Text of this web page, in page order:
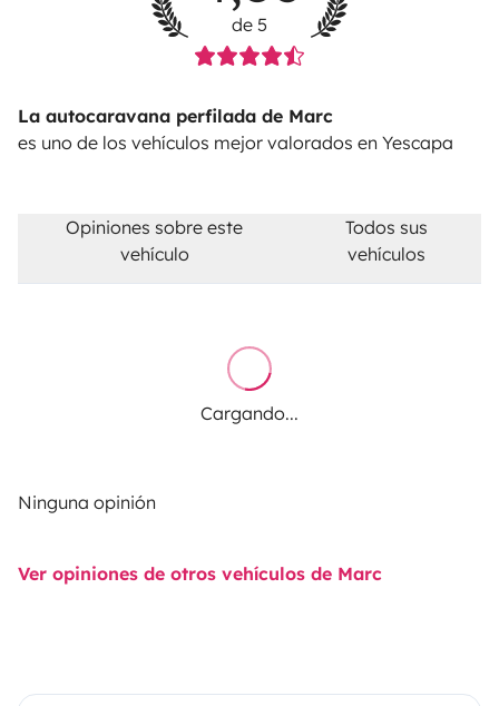
de 5
La autocaravana perfilada de Marc
es uno de los vehículos mejor valorados en Yescapa
Opiniones sobre este
vehículo
Todos sus
vehículos
Cargando...
Ninguna opinión
Ver opiniones de otros vehículos de Marc